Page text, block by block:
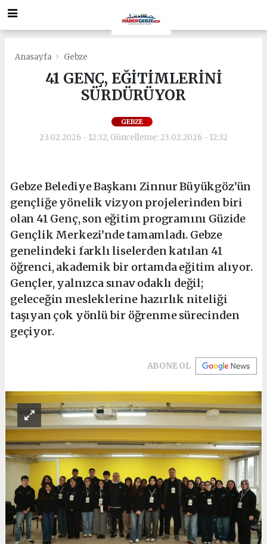
Anasayfa Gebze
41 GENÇ, EĞİTİMLERİNİ
SÜRDÜRÜYOR
GEBZE
23.02.2026 - 12:32, Güncelleme: 23.02.2026 - 12:32
Gebze Belediye Başkanı Zinnur Büyükgöz’ün
gençliğe yönelik vizyon projelerinden biri
olan 41 Genç, son eğitim programını Güzide
Gençlik Merkezi’nde tamamladı. Gebze
genelindeki farklı liselerden katılan 41
öğrenci, akademik bir ortamda eğitim alıyor.
Gençler, yalnızca sınav odaklı değil;
geleceğin mesleklerine hazırlık niteliği
taşıyan çok yönlü bir öğrenme sürecinden
geçiyor.
ABONE OL